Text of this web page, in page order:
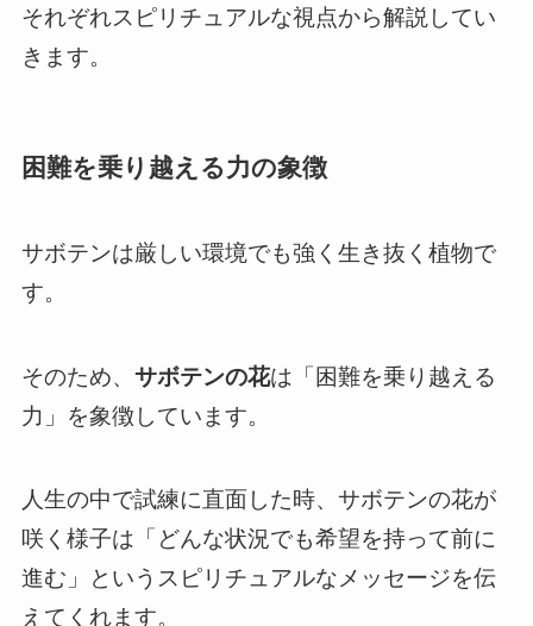
それぞれスピリチュアルな視点から解説してい
きます。
困難を乗り越える力の象徴
サボテンは厳しい環境でも強く生き抜く植物で
す。
そのため、 サボテンの花は「困難を乗り越える
力」を象徴しています。
人生の中で試練に直面した時、サボテンの花が
咲く様子は「どんな状況でも希望を持って前に
進む」というスピリチュアルなメッセージを伝
えてくれます。